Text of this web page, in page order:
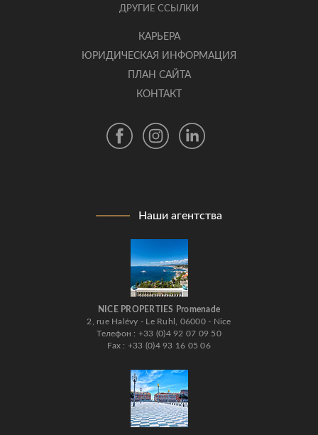
ДРУГИЕ ССЫЛКИ
КАРЬЕРА
ЮРИДИЧЕСКАЯ ИНФОРМАЦИЯ
ПЛАН САЙТА
КОНТАКТ
Наши агентства
NICE PROPERTIES Promenade
2, rue Halévy - Le Ruhl, 06000 - Nice
Телефон : +33 (0)4 92 07 09 50
Fax : +33 (0)4 93 16 05 06